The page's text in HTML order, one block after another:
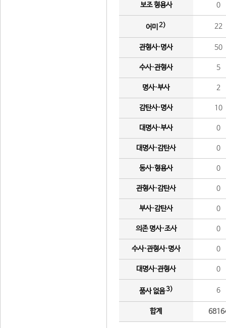
보조 형용사 0
어미 2) 22
관형사·명사 50
수사·관형사 5
명사·부사 2
감탄사·명사 10
대명사·부사 0
대명사·감탄사 0
동사·형용사 0
관형사·감탄사 0
부사·감탄사 0
의존 명사·조사 0
수사·관형사·명사 0
대명사·관형사 0
품사 없음3) 6
합계